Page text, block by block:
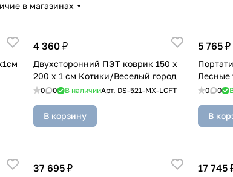
в магазинах
4 360 ₽
Двухсторонний ПЭТ коврик 150 x
200 x 1 см Котики/Веселый город
0 0 В наличииАрт. DS-521-MX-LCFT
В корзину
5 765 ₽
Лесные
0 0
В
37 695 ₽ 17 745